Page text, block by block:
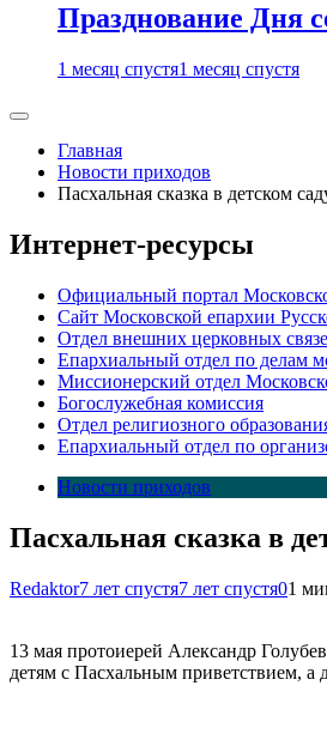
Празднование Дня
1 месяц спустя1 месяц спустя
Главная
Новости приходов
Пасхальная сказка в детском
Интернет-ресурсы
Официальный портал
Сайт Московской епархии
Отдел внешних церковных
Епархиальный отдел по делам
Миссионерский отдел
Богослужебная комиссия
Отдел религиозного
Епархиальный отдел по
Новости приходов
Пасхальная сказка в
Redaktor7 лет спустя7 лет спустя01
13 мая протоиерей Александр
детям с Пасхальным приветствием, а